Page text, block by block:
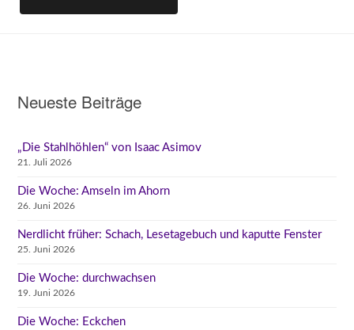
Neueste Beiträge
„Die Stahlhöhlen“ von Isaac Asimov
21. Juli 2026
Die Woche: Amseln im Ahorn
26. Juni 2026
Nerdlicht früher: Schach, Lesetagebuch und kaputte Fenster
25. Juni 2026
Die Woche: durchwachsen
19. Juni 2026
Die Woche: Eckchen